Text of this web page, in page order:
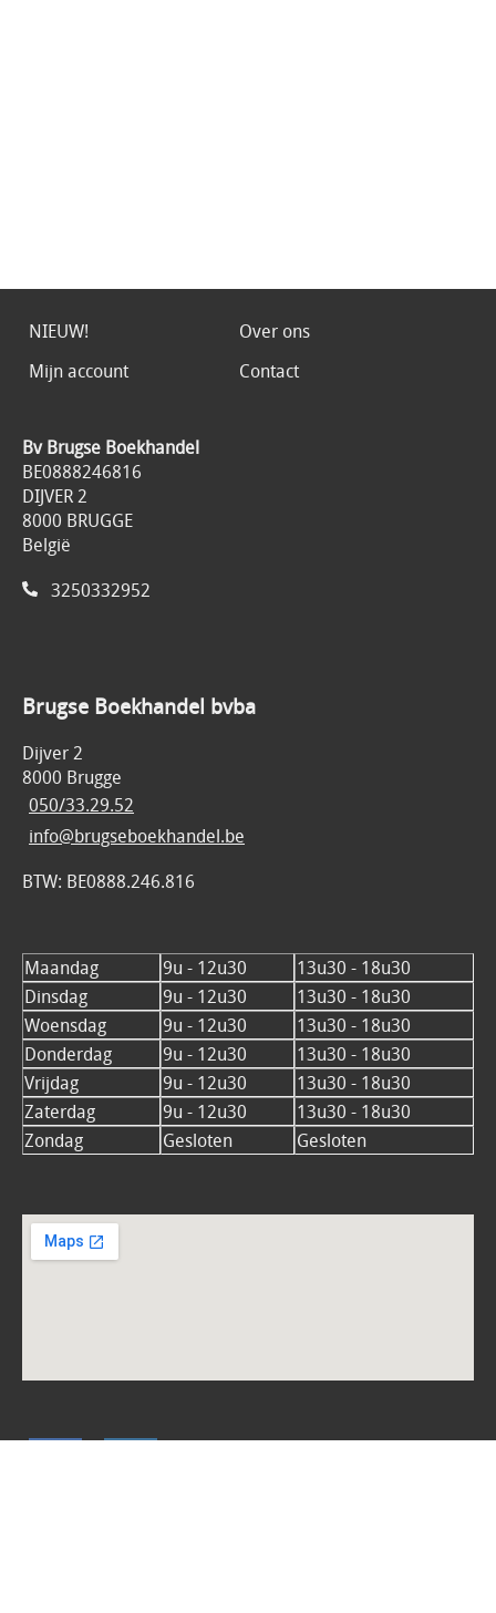
NIEUW!
Over ons
Mijn account
Contact
Bv Brugse Boekhandel
BE0888246816
DIJVER 2
8000 BRUGGE
België
3250332952
Brugse Boekhandel bvba
Dijver 2
8000 Brugge
050/33.29.52
info@brugseboekhandel.be
BTW: BE0888.246.816
Maandag 9u - 12u30
13u30 - 18u30
Dinsdag
9u - 12u30
13u30 - 18u30
Woensdag
9u - 12u30
13u30 - 18u30
Donderdag
9u - 12u30
13u30 - 18u30
Vrijdag
9u - 12u30
13u30 - 18u30
Zaterdag
9u - 12u30
13u30 - 18u30
Zondag
Gesloten Gesloten